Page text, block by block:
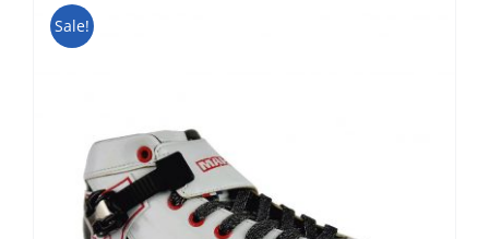
gekozen
worden
op
de
productpagina
Sale!